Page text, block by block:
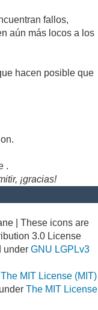
fallos,
aún más locos a los
hacen posible que
.
¡gracias!
| These icons are
3.0 License
under GNU LGPLv3
The MIT License (MIT)
The MIT License